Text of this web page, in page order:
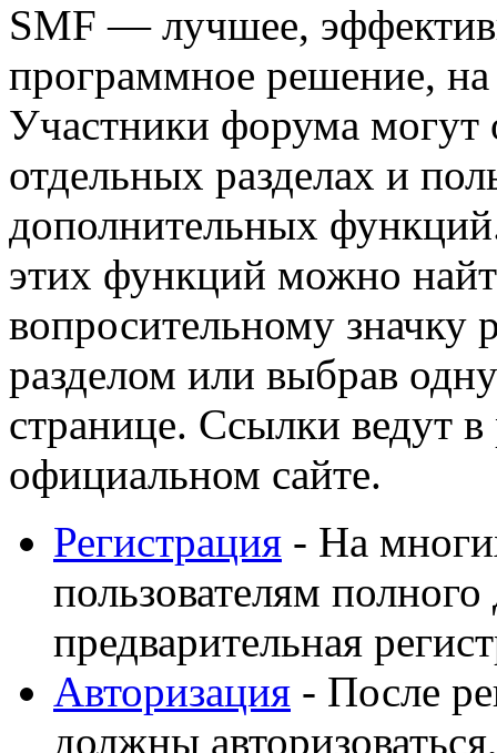
SMF — лучшее,
программное решение, на
Участники форума могут
отдельных разделах и
дополнительных
этих функций можно
вопросительному значку
разделом или выбрав
странице. Ссылки ведут
официальном сайте.
Регистрация - На
пользователям полного
предварительная
Авторизация - После
должны